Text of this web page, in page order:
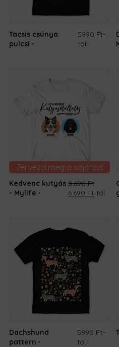
Tacsis csúnya
pulcsi
5990 Ft-
tól
Tervezd meg a sajátod
Kedvenc kutyás
- Mylife
8.690Ft
Original
6.690 FtCurrent
-tól
Dachshund
pattern
5990 Ft-
tól